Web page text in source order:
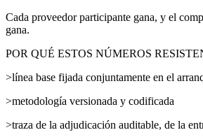
Cada proveedor participante gana, y el
gana.
POR QUÉ ESTOS NÚMEROS
>línea base fijada conjuntamente en el
>metodología versionada y codificada
>traza de la adjudicación auditable, de la